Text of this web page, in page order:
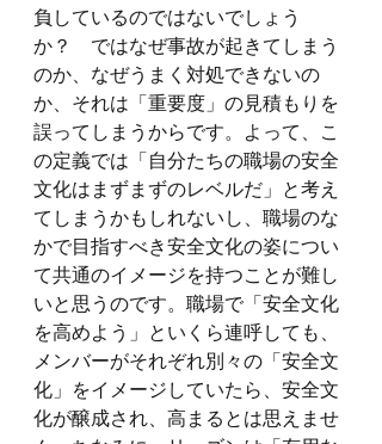
負しているのではないでしょう
か？　ではなぜ事故が起きてしまう
のか、なぜうまく対処できないの
か、それは「重要度」の見積もりを
誤ってしまうからです。よって、こ
の定義では「自分たちの職場の安全
文化はまずまずのレベルだ」と考え
てしまうかもしれないし、職場のな
かで目指すべき安全文化の姿につい
て共通のイメージを持つことが難し
いと思うのです。職場で「安全文化
を高めよう」といくら連呼しても、
メンバーがそれぞれ別々の「安全文
化」をイメージしていたら、安全文
化が醸成され、高まるとは思えませ